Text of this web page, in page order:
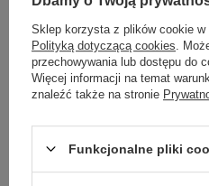
Sklep korzysta z plików cookie w
Polityką dotyczącą cookies .
przechowywania lub dostępu do
Więcej informacji na temat
znaleźć także na stronie
Funkcjonalne pliki